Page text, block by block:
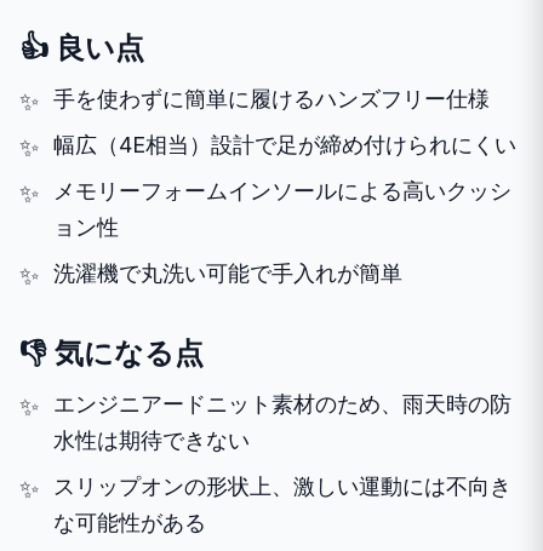
👍 良い点
手を使わずに簡単に履けるハンズフリー仕様
幅広（4E相当）設計で足が締め付けられにくい
メモリーフォームインソールによる高いクッシ
ョン性
洗濯機で丸洗い可能で手入れが簡単
👎 気になる点
エンジニアードニット素材のため、雨天時の防
水性は期待できない
スリップオンの形状上、激しい運動には不向き
な可能性がある